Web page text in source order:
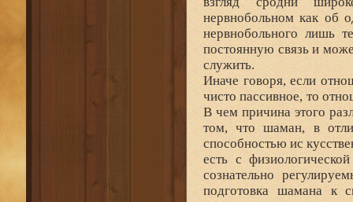
нервнобольном как об
нервнобольного лишь
постоянную связь и
служить.
Иначе говоря, если
чисто пассивное, то
В чем причина этого
том, что шаман, в отли
способностью ис
есть с
сознательно
подготовка шамана к